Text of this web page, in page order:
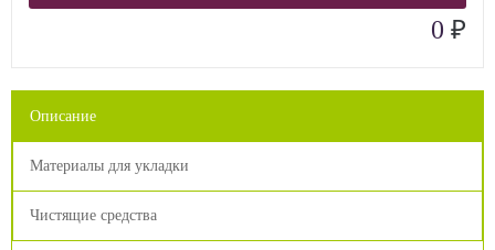
0 ₽
Описание
Материалы для укладки
Чистящие средства